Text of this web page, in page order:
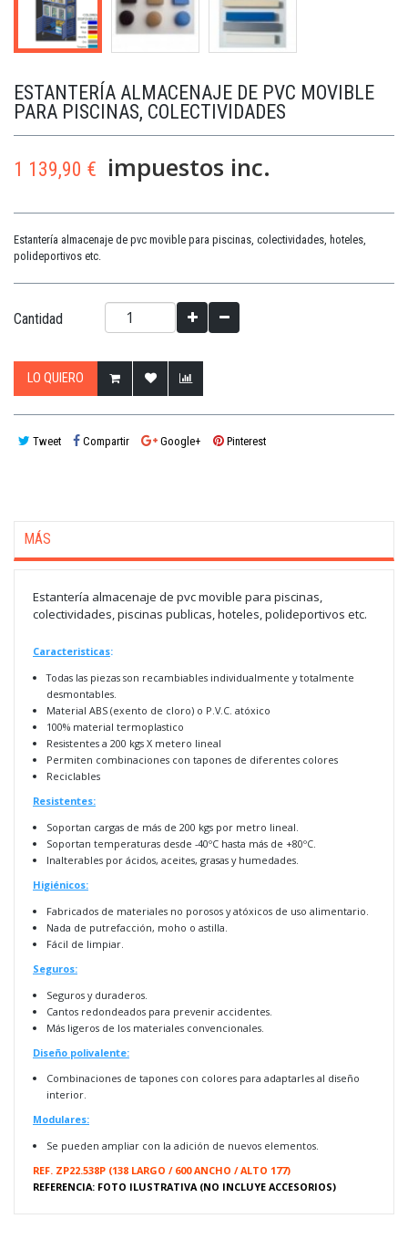
ESTANTERÍA ALMACENAJE DE PVC MOVIBLE
PARA PISCINAS, COLECTIVIDADES
1 139,90 € impuestos inc.
Estantería almacenaje de pvc movible para piscinas, colectividades, hoteles,
polideportivos etc.
Cantidad
LO QUIERO
Tweet Compartir Google+ Pinterest
MÁS
Estantería almacenaje de pvc movible para piscinas,
colectividades, piscinas publicas, hoteles, polideportivos etc.
Caracteristicas:
Todas las piezas son recambiables individualmente y totalmente
desmontables.
Material ABS (exento de cloro) o P.V.C. atóxico
100% material termoplastico
Resistentes a 200 kgs X metero lineal
Permiten combinaciones con tapones de diferentes colores
Reciclables
Resistentes:
Soportan cargas de más de 200 kgs por metro lineal.
Soportan temperaturas desde -40ºC hasta más de +80ºC.
Inalterables por ácidos, aceites, grasas y humedades.
Higiénicos:
Fabricados de materiales no porosos y atóxicos de uso alimentario.
Nada de putrefacción, moho o astilla.
Fácil de limpiar.
Seguros:
Seguros y duraderos.
Cantos redondeados para prevenir accidentes.
Más ligeros de los materiales convencionales.
Diseño polivalente:
Combinaciones de tapones con colores para adaptarles al diseño
interior.
Modulares:
Se pueden ampliar con la adición de nuevos elementos.
REF. ZP22.538P (138 LARGO / 600 ANCHO / ALTO 177)
REFERENCIA: FOTO ILUSTRATIVA (NO INCLUYE ACCESORIOS)